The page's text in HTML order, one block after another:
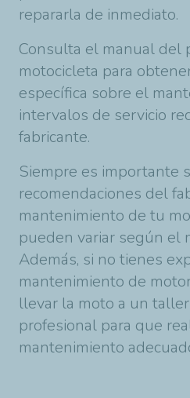
repararla de inmediato.
Consulta el manual del
motocicleta para
específica sobre el
intervalos de servicio
fabricante.
Siempre es importante
recomendaciones del
mantenimiento de tu
pueden variar según el
Además, si no tienes
mantenimiento de
llevar la moto a un
profesional para que
mantenimiento